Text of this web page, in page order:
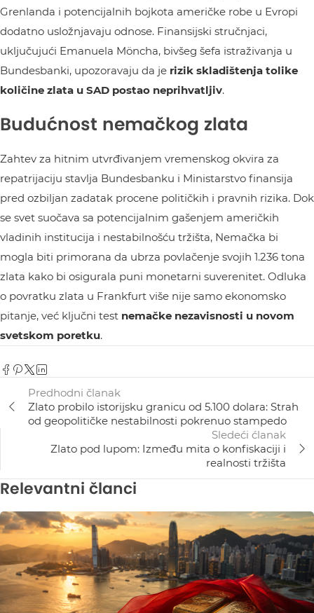
Grenlanda i potencijalnih bojkota američke robe u Evropi
dodatno usložnjavaju odnose. Finansijski stručnjaci,
uključujući Emanuela Möncha, bivšeg šefa istraživanja u
Bundesbanki, upozoravaju da je rizik skladištenja tolike
količine zlata u SAD postao neprihvatljiv.
Budućnost nemačkog zlata
Zahtev za hitnim utvrđivanjem vremenskog okvira za
repatrijaciju stavlja Bundesbanku i Ministarstvo finansija
pred ozbiljan zadatak procene političkih i pravnih rizika. Dok
se svet suočava sa potencijalnim gašenjem američkih
vladinih institucija i nestabilnošću tržišta, Nemačka bi
mogla biti primorana da ubrza povlačenje svojih 1.236 tona
zlata kako bi osigurala puni monetarni suverenitet. Odluka
o povratku zlata u Frankfurt više nije samo ekonomsko
pitanje, već ključni test nemačke nezavisnosti u novom
svetskom poretku.
Predhodni članak
Zlato probilo istorijsku granicu od 5.100 dolara: Strah
od geopolitičke nestabilnosti pokrenuo stampedo
Sledeći ćlanak
Zlato pod lupom: Između mita o konfiskaciji i
realnosti tržišta
Relevantni članci